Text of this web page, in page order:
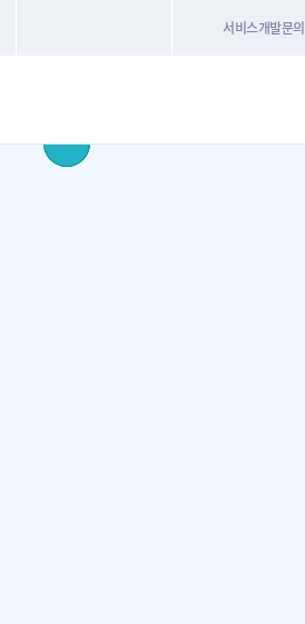
서비스개발문의